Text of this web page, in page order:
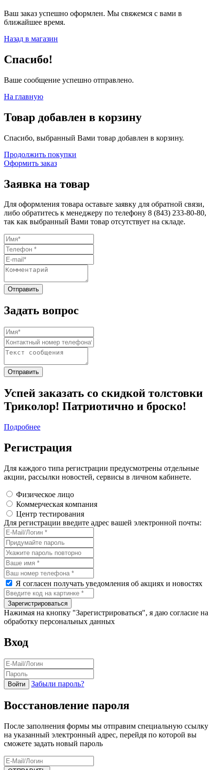
Ваш заказ успешно оформлен. Мы свяжемся с вами в
ближайшее время.
Назад в магазин
Спасибо!
Ваше сообщение успешно отправлено.
На главную
Товар добавлен в корзину
Спасибо, выбранный Вами товар добавлен в корзину.
Продолжить покупки
Оформить заказ
Заявка на товар
Для оформления товара оставьте заявку для обратной связи,
либо обратитесь к менеджеру по телефону 8 (843) 233-80-80,
так как выбранный Вами товар отсутствует на складе.
Задать вопрос
Успей заказать со скидкой толстовки
Триколор! Патриотично и броско!
Подробнее
Регистрация
Для каждого типа регистрации предусмотрены отдельные
акции, рассылки новостей, сервисы в личном кабинете.
Физическое лицо
Коммерческая компания
Центр тестирования
Для регистрации введите адрес вашей электронной почты:
Я согласен получать уведомления об акциях и новостях
Нажимая на кнопку "Зарегистрироваться", я даю согласие на
обработку персональных данных
Вход
Забыли пароль?
Восстановление пароля
После заполнения формы мы отправим специальную ссылку
на указанный электронный адрес, перейдя по которой вы
сможете задать новый пароль